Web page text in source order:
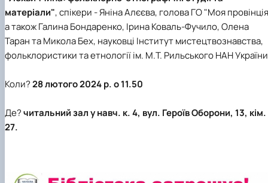
матеріали", спікери - Яніна Алєєва, голова ГО "Моя
а також Галина Бондаренко, Ірина Коваль-Фучило, Олена
Таран та Микола Бех, науковці Інститут мистецтвознавства,
фольклористики та етнології ім. М.Т. Рильського НАН
Коли?28 лютого 2024 р. о 11.50
Де?читальний зал у навч. к. 4, вул. Героїв Оборони, 13, кім.
27.